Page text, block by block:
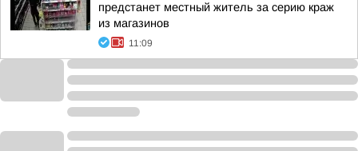
предстанет местный житель за серию краж
из магазинов
11:09